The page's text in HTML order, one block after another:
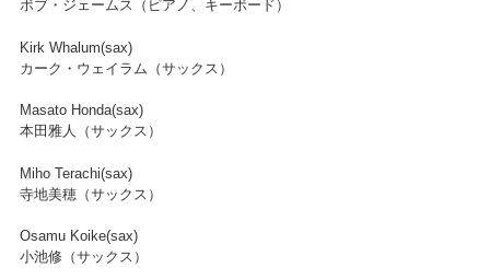
ボブ・ジェームス（ピアノ、キーボード）
Kirk Whalum(sax)
カーク・ウェイラム（サックス）
Masato Honda(sax)
本田雅人（サックス）
Miho Terachi(sax)
寺地美穂（サックス）
Osamu Koike(sax)
小池修（サックス）